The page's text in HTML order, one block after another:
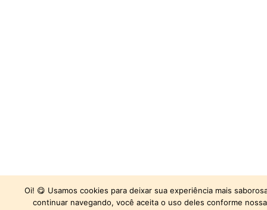
Oi! 😋 Usamos cookies para deixar sua experiência mais
continuar navegando, você aceita o uso deles conforme